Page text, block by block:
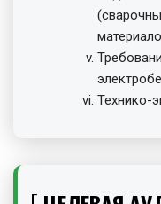
Технико-